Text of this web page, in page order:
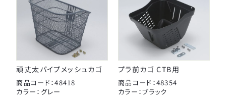
チューブ
タイヤチューブパーツ
ケミカル
パンク修理用品
大久保製作所
東京ベル製作所
日本パレード
日本反射器工業
宝商
箕浦
頑丈太パイプメッシュカゴ
商品コード：48418
カラー：グレー
プラ前カゴ CTB用
商品コード：48354
カラー：ブラック